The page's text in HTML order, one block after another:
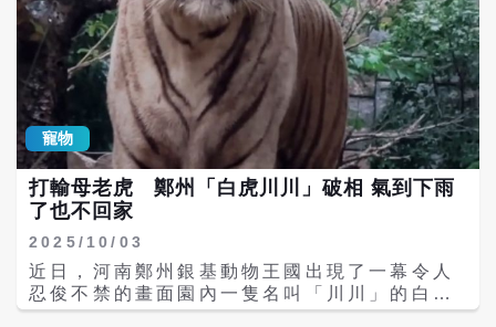
『佛』成佛」。 本心才是真正的佛 兩千多年
來，修行人之所以不能成就，主要是因為現在
很多人所認定的佛，比方像釋迦牟尼佛、阿彌
陀佛、藥師琉璃光佛、三寶佛等等，都是過去
的佛，這些佛與我們有什麼關係？其實每一尊
佛都是修行人的榜樣，修行就是要去學佛、要
去作佛。 但是人們卻忽略了一件事：這些佛都
是心外之佛，唯有「本心」才是真正的佛。所
以修行人應該要去仿效、學習過去的佛是如何
成就的，而不是一味地去追求外面的佛。 內在
的自性就是法寶 而法寶，一般通指「經典」。
彙集所整理出來的，有的則是一些修行大師拫
據自己的經驗或心得所推論出來的。如果你在
寵物
打輸母老虎 鄭州「白虎川川」破相 氣到下雨
了也不回家
2025/10/03
近日，河南鄭州銀基動物王國出現了一幕令人
忍俊不禁的畫面園內一隻名叫「川川」的白虎
公虎，在和母虎打架落敗後，竟氣到「不肯回